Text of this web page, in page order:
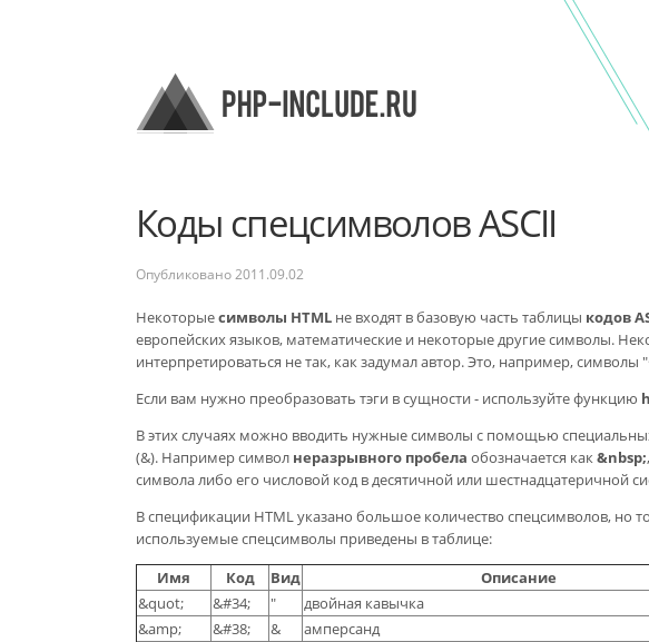
Коды спецсимволов ASCII
Опубликовано 2011.09.02
Некоторыесимволы HTML не входят в базовую часть таблицы кодов
европейских языков, математические и некоторые другие символы.
интерпретироваться не так, как задумал автор. Это, например, символы
Если вам нужно преобразовать тэги в сущности - используйте функцию
В этих случаях можно вводить нужные символы с помощью
(&). Например символ неразрывного пробела обозначается как &nbsp;
символа либо его числовой код в десятичной или шестнадцатеричной
В спецификации HTML указано большое количество спецсимволов, но
используемые спецсимволы приведены в таблице:
Имя
Код Вид
Описание
&quot;
&#34; "
двойная кавычка
&amp;
&#38; &
амперсанд